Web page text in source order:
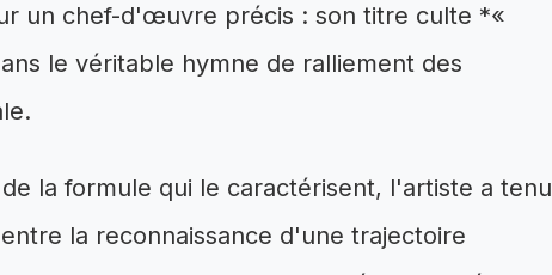
un chef-d'œuvre précis : son titre culte *«
le véritable hymne de ralliement des
la formule qui le caractérisent, l'artiste a tenu
la reconnaissance d'une trajectoire